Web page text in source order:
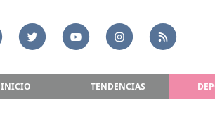
INICIO TENDENCIAS